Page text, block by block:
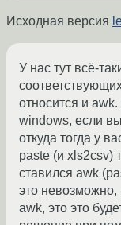
Исходная версия
У нас тут всё-
относится и
windows, если
откуда тогда у
paste (и xls2csv)
ставился awk
это
awk, это это